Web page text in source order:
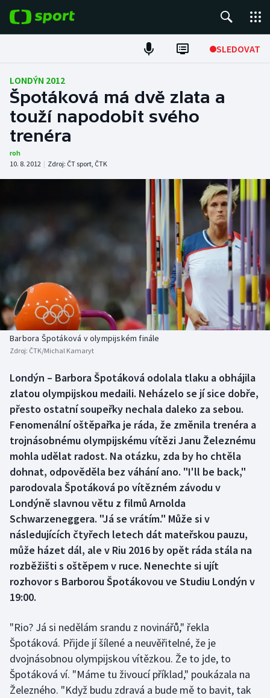
SLEDOVAT
Fotbal
Hokej
Tenis
Atletika
Americký fotbal
Basketbal
Biatlon
Box
Curling
Dostihy
Florbal
Futsal
Golf
Gymnastika
Házená
Jezdectví
Judo
Krasobruslení
NEPŘEHLÉDNĚTE
Historické návraty
Aplikace ČT sport
LONDÝN 2012
Špotáková má dvě zlata a
touží napodobit svého
trenéra
roh
10. 8. 2012 | Zdroj: ČT sport, ČTK
Barbora Špotáková v olympijském finále
Zdroj: ČTK/Michal Kamaryt
Londýn – Barbora Špotáková odolala tlaku a obhájila
zlatou olympijskou medaili. Neházelo se jí sice dobře,
přesto ostatní soupeřky nechala daleko za sebou.
Fenomenální oštěpařka je ráda, že změnila trenéra a
trojnásobnému olympijskému vítězi Janu Železnému
mohla udělat radost. Na otázku, zda by ho chtěla
dohnat, odpověděla bez váhání ano. "I'll be back,"
parodovala Špotáková po vítězném závodu v
Londýně slavnou větu z filmů Arnolda
Schwarzeneggera. "Já se vrátím." Může si v
následujících čtyřech letech dát mateřskou pauzu,
může házet dál, ale v Riu 2016 by opět ráda stála na
rozběžišti s oštěpem v ruce. Nenechte si ujít
rozhovor s Barborou Špotákovou ve Studiu Londýn v
19:00.
"Rio? Já si nedělám srandu z novinářů," řekla
Špotáková. Přijde jí šílené a neuvěřitelné, že je
dvojnásobnou olympijskou vítězkou. Že to jde, to
Špotáková ví. "Máme tu živoucí příklad," poukázala na
Železného. "Když budu zdravá a bude mě to bavit, tak